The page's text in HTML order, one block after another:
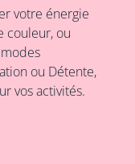
votre énergie
couleur, ou
ou Détente,
vos activités.